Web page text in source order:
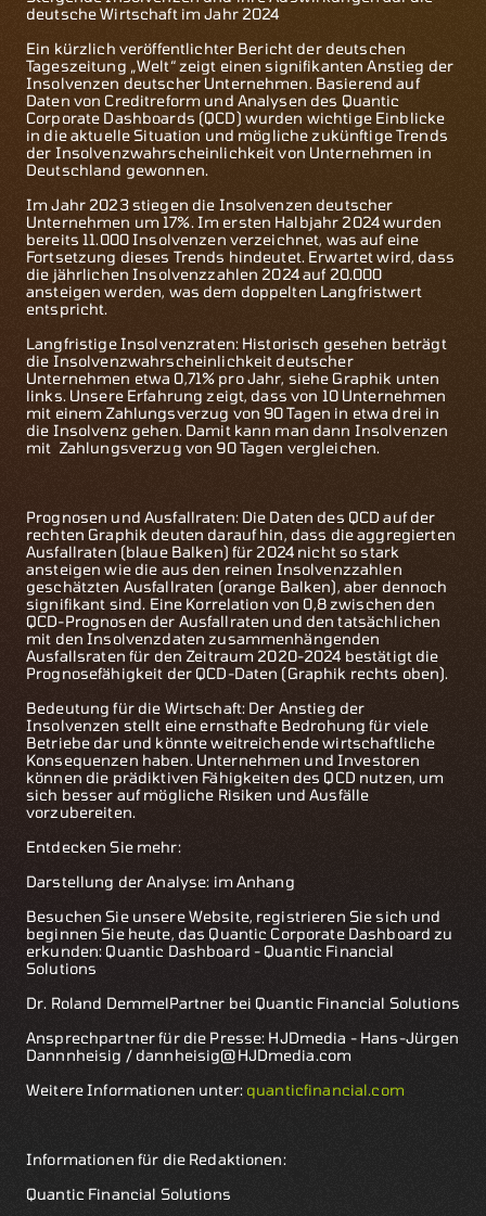
deutsche Wirtschaft im Jahr 2024
Ein kürzlich veröffentlichter Bericht der deutschen
Tageszeitung „Welt“ zeigt einen signifikanten Anstieg der
Insolvenzen deutscher Unternehmen. Basierend auf
Daten von Creditreform und Analysen des Quantic
Corporate Dashboards (QCD) wurden wichtige Einblicke
in die aktuelle Situation und mögliche zukünftige Trends
der Insolvenzwahrscheinlichkeit von Unternehmen in
Deutschland gewonnen.
Im Jahr 2023 stiegen die Insolvenzen deutscher
Unternehmen um 17%. Im ersten Halbjahr 2024 wurden
bereits 11.000 Insolvenzen verzeichnet, was auf eine
Fortsetzung dieses Trends hindeutet. Erwartet wird, dass
die jährlichen Insolvenzzahlen 2024 auf 20.000
ansteigen werden, was dem doppelten Langfristwert
entspricht.
Langfristige Insolvenzraten: Historisch gesehen beträgt
die Insolvenzwahrscheinlichkeit deutscher
Unternehmen etwa 0,71% pro Jahr, siehe Graphik unten
links. Unsere Erfahrung zeigt, dass von 10 Unternehmen
mit einem Zahlungsverzug von 90 Tagen in etwa drei in
die Insolvenz gehen. Damit kann man dann Insolvenzen
mit Zahlungsverzug von 90 Tagen vergleichen.
Prognosen und Ausfallraten: Die Daten des QCD auf der
rechten Graphik deuten darauf hin, dass die aggregierten
Ausfallraten (blaue Balken) für 2024 nicht so stark
ansteigen wie die aus den reinen Insolvenzzahlen
geschätzten Ausfallraten (orange Balken), aber dennoch
signifikant sind. Eine Korrelation von 0,8 zwischen den
QCD-Prognosen der Ausfallraten und den tatsächlichen
mit den Insolvenzdaten zusammenhängenden
Ausfallsraten für den Zeitraum 2020-2024 bestätigt die
Prognosefähigkeit der QCD-Daten (Graphik rechts oben).
Bedeutung für die Wirtschaft: Der Anstieg der
Insolvenzen stellt eine ernsthafte Bedrohung für viele
Betriebe dar und könnte weitreichende wirtschaftliche
Konsequenzen haben. Unternehmen und Investoren
können die prädiktiven Fähigkeiten des QCD nutzen, um
sich besser auf mögliche Risiken und Ausfälle
vorzubereiten.
Entdecken Sie mehr:
Darstellung der Analyse: im Anhang
Besuchen Sie unsere Website, registrieren Sie sich und
beginnen Sie heute, das Quantic Corporate Dashboard zu
erkunden: Quantic Dashboard - Quantic Financial
Solutions
Dr. Roland DemmelPartner bei Quantic Financial Solutions
Ansprechpartner für die Presse: HJDmedia - Hans-Jürgen
Dannnheisig / dannheisig@HJDmedia.com
Weitere Informationen unter: quanticfinancial.com
Informationen für die Redaktionen:
Quantic Financial Solutions